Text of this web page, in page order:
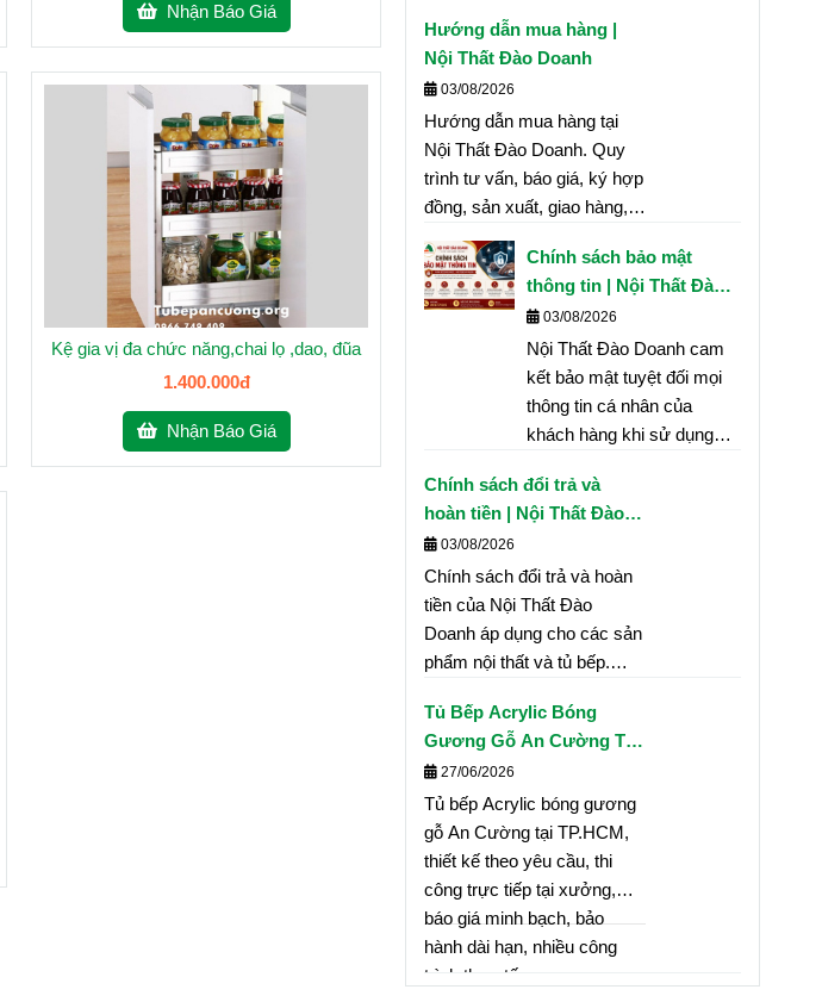
Nhận Báo Giá
Kệ gia vị đa chức năng,chai lọ ,dao, đũa
1.400.000đ
Nhận Báo Giá
độ, an toàn và đúng theo
hợp đồng.
Hướng dẫn mua hàng |
Nội Thất Đào Doanh
03/08/2026
Hướng dẫn mua hàng tại
Nội Thất Đào Doanh. Quy
trình tư vấn, báo giá, ký hợp
đồng, sản xuất, giao hàng,
bạch, nhanh chóng.Chính sách bảo mật
thông tin | Nội Thất Đào
Doanh
03/08/2026
Nội Thất Đào Doanh cam
kết bảo mật tuyệt đối mọi
thông tin cá nhân của
khách hàng khi sử dụng
nhận báo giá và mua sản
phẩm.
Chính sách đổi trả và
hoàn tiền | Nội Thất Đào
Doanh
03/08/2026
Chính sách đổi trả và hoàn
tiền của Nội Thất Đào
Doanh áp dụng cho các sản
phẩm nội thất và tủ bếp.
chóng, minh bạch, đảm bảo
quyền lợi khách hàng theo
đúng quy định của công ty.
Tủ Bếp Acrylic Bóng
Gương Gỗ An Cường Tại
TP.HCM – Thiết Kế Hiện
Đại, Thi Công Chuyên
Nghiệp, Báo Giá Minh
Bạch
27/06/2026
Tủ bếp Acrylic bóng gương
gỗ An Cường tại TP.HCM,
thiết kế theo yêu cầu, thi
công trực tiếp tại xưởng,
báo giá minh bạch, bảo
hành dài hạn, nhiều công
trình thực tế.